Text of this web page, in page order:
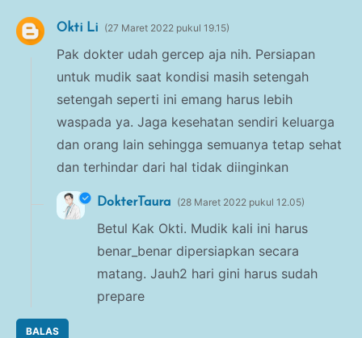
Okti Li 27 Maret 2022 pukul 19.15
Pak dokter udah gercep aja nih. Persiapan
untuk mudik saat kondisi masih setengah
setengah seperti ini emang harus lebih
waspada ya. Jaga kesehatan sendiri keluarga
dan orang lain sehingga semuanya tetap sehat
dan terhindar dari hal tidak diinginkan
BALAS
DokterTaura 28 Maret 2022 pukul 12.05
Betul Kak Okti. Mudik kali ini harus
benar_benar dipersiapkan secara
matang. Jauh2 hari gini harus sudah
prepare